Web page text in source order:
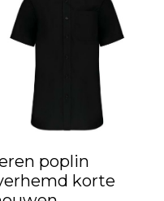
poplin
korte